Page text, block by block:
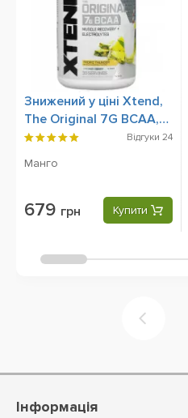
Знижений у ціні Xtend,
The Original 7G BCAA,
420 g
Відгуки 24
Манго
679 грн Купити
Інформація